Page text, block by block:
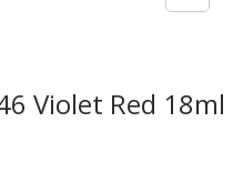
Violet Red 18ml